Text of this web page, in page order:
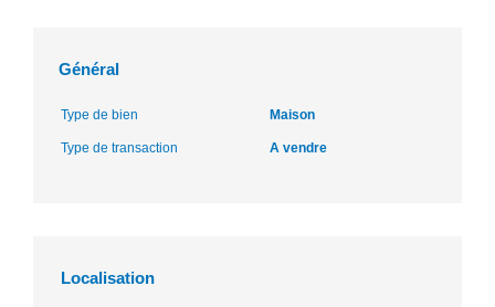
Général
Type de bien Maison
Type de transaction A vendre
Localisation